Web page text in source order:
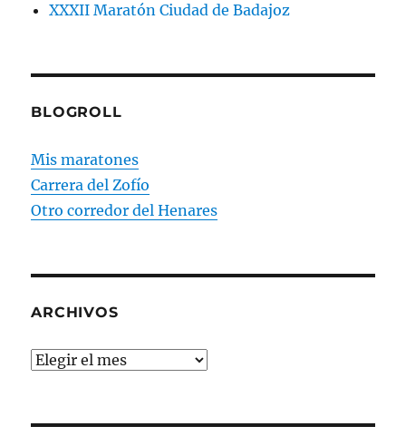
XXXII Maratón Ciudad de Badajoz
BLOGROLL
Mis maratones
Carrera del Zofío
Otro corredor del Henares
ARCHIVOS
Archivos